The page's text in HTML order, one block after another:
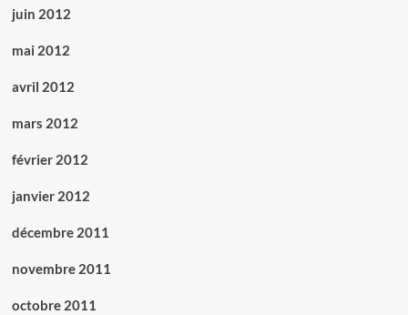
juin 2012
mai 2012
avril 2012
mars 2012
février 2012
janvier 2012
décembre 2011
novembre 2011
octobre 2011